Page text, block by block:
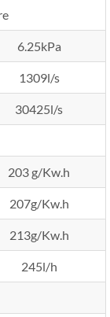
6.25kPa
1309l/s
30425l/s
203 g/Kw.h
207g/Kw.h
213g/Kw.h
245l/h